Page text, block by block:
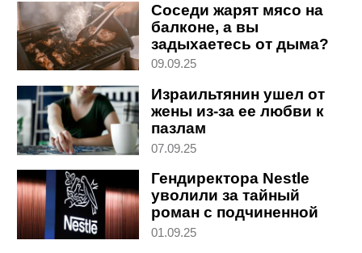
Соседи жарят мясо на
балконе, а вы
задыхаетесь от дыма?
Что говорит закон
09.09.25
Израильтянин ушел от
жены из-за ее любви к
пазлам
07.09.25
Гендиректора Nestle
уволили за тайный
роман с подчиненной
01.09.25